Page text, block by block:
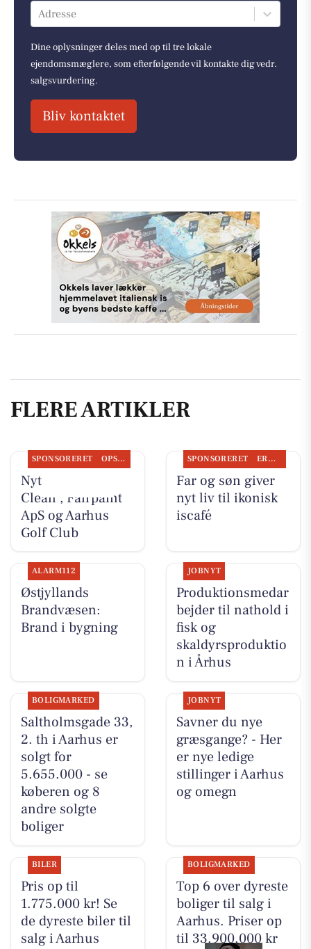
Adresse
Dine oplysninger deles med op til tre lokale
ejendomsmæglere, som efterfølgende vil kontakte dig vedr.
salgsvurdering.
Bliv kontaktet
FLERE ARTIKLER
SPONSORERET OPSLAGSTAVLEN
Nyt fra Classic
Clean , Fairpaint
ApS og Aarhus
Golf Club
SPONSORERET ERHVERV
Far og søn giver
nyt liv til ikonisk
is­café
ALARM112
Østjyllands
Brandvæsen:
Brand i bygning
JOBNYT
Produktionsmedar
bejder til nathold i
fisk og
skaldyrsproduktio
n i Århus
BOLIGMARKED
Saltholmsgade 33,
2. th i Aarhus er
solgt for
5.655.000 - se
køberen og 8
andre solgte
boliger
JOBNYT
Savner du nye
græsgange? - Her
er nye ledige
stillinger i Aarhus
og omegn
BILER
Pris op til
1.775.000 kr! Se
de dyreste biler til
salg i Aarhus
BOLIGMARKED
Top 6 over dyreste
boliger til salg i
Aarhus. Priser op
til 33.900.000 kr